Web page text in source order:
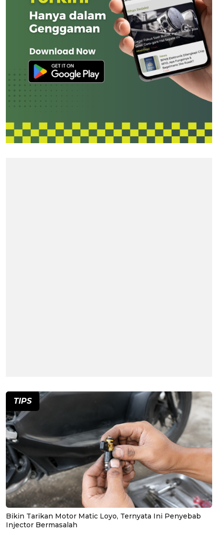
TIPS
Bikin Tarikan Motor Matic Loyo, Ternyata Ini Penyebab
Injector Bermasalah